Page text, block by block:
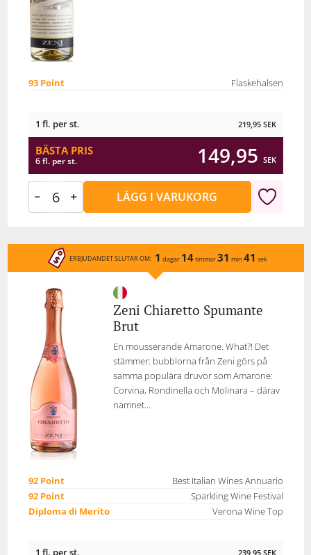
93 Point Flaskehalsen
1 fl. per st. 219,95 SEK
BÄSTA PRIS
6 fl. per st. 149,95 SEK
LÄGG I VARUKORG
ERBJUDANDET SLUTAR OM: 1 dagar 14timmar31 min 41 sek
Zeni Chiaretto Spumante
Brut
En mousserande Amarone. What?! Det
stämmer: bubblorna från Zeni görs på
samma populära druvor som Amarone:
Corvina, Rondinella och Molinara – därav
namnet...
92 Point
Best Italian Wines Annuario
92 Point
Sparkling Wine Festival
Diploma di Merito
Verona Wine Top
1 fl. per st. 239,95 SEK